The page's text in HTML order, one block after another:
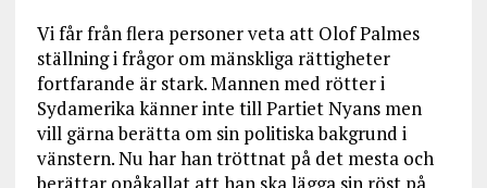
Vi får från flera personer veta att Olof Palmes
ställning i frågor om mänskliga rättigheter
fortfarande är stark. Mannen med rötter i
Sydamerika känner inte till Partiet Nyans men
vill gärna berätta om sin politiska bakgrund i
vänstern. Nu har han tröttnat på det mesta och
berättar opåkallat att han ska lägga sin röst på